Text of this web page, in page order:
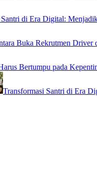
di Era Digital:
Buka Rekrutmen Driver
Bertumpu pada
Transformasi Santri di Era